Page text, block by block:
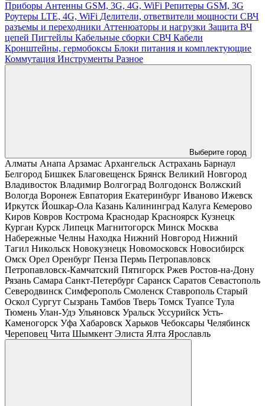
Приборы Антенны GSM, 3G, 4G, WiFi Репитеры GSM, 3G
Роутеры LTE, 4G, WiFi Делители, ответвители мощности СВЧ
разъемы и переходники Аттенюаторы и нагрузки Защита ВЧ
цепей Пигтейлы Кабельные сборки СВЧ Кабели
Кронштейны, гермобоксы Блоки питания и комплектующие
Коммутация Инструменты Разное
Выберите город
Алматы Анапа Арзамас Архангельск Астрахань Барнаул
Белгород Бишкек Благовещенск Брянск Великий Новгород
Владивосток Владимир Волгоград Волгодонск Волжский
Вологда Воронеж Евпатория Екатеринбург Иваново Ижевск
Иркутск Йошкар-Ола Казань Калининград Калуга Кемерово
Киров Ковров Кострома Краснодар Красноярск Кузнецк
Курган Курск Липецк Магнитогорск Минск Москва
Набережные Челны Находка Нижний Новгород Нижний
Тагил Никольск Новокузнецк Новомосковск Новосибирск
Омск Орел Оренбург Пенза Пермь Петропавловск
Петропавловск-Камчатский Пятигорск Ржев Ростов-на-Дону
Рязань Самара Санкт-Петербург Саранск Саратов Севастополь
Северодвинск Симферополь Смоленск Ставрополь Старый
Оскол Сургут Сызрань Тамбов Тверь Томск Туапсе Тула
Тюмень Улан-Удэ Ульяновск Уральск Уссурийск Усть-
Каменогорск Уфа Хабаровск Харьков Чебоксары Челябинск
Череповец Чита Шымкент Элиста Ялта Ярославль